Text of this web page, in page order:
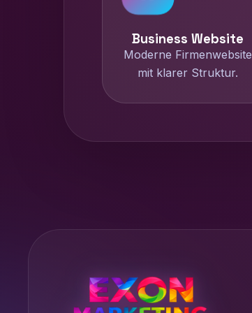
Business Website
Moderne Firmenwebsite
mit klarer Struktur.